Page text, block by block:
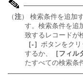
（注） 検索条件を追加
す。検索条件を追
致するレコードが
［-］ ボタンをク
するか、
［フィル
たすべての検索条